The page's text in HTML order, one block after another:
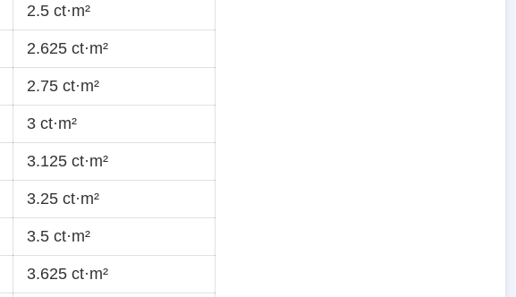
2.5 ct·m²
2.625 ct·m²
2.75 ct·m²
3 ct·m²
3.125 ct·m²
3.25 ct·m²
3.5 ct·m²
3.625 ct·m²